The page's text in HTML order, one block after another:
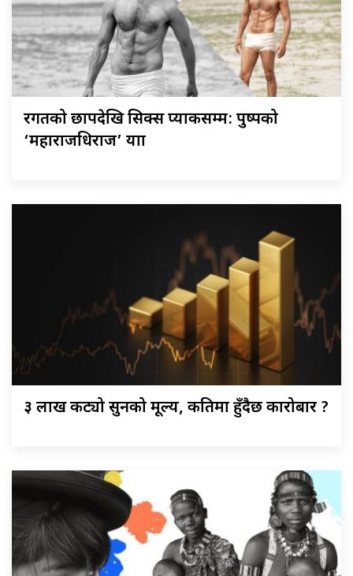
रगतको छापदेखि सिक्स प्याकसम्म: पुष्पको
‘महाराजधिराज’ यात्रा
३ लाख कट्यो सुनको मूल्य, कतिमा हुँदैछ कारोबार ?